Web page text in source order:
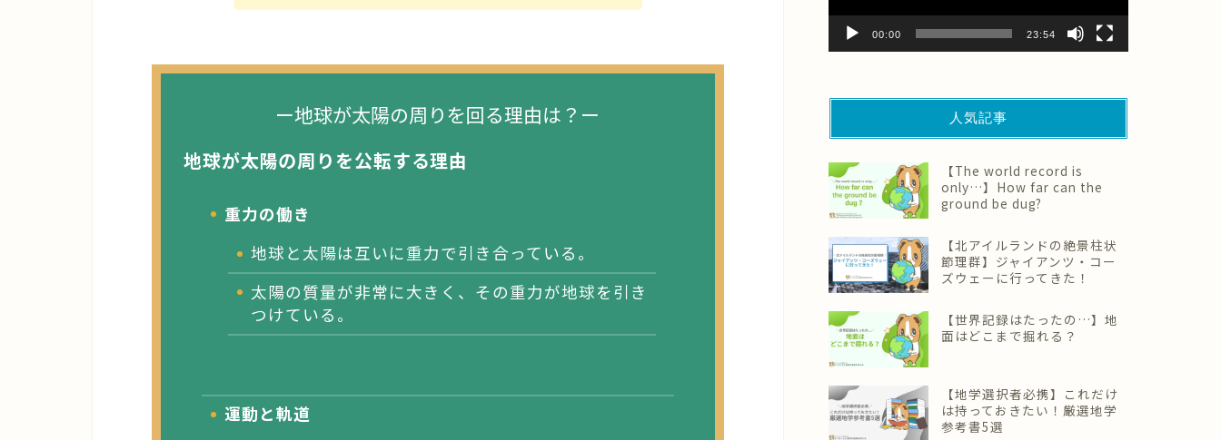
ー地球が太陽の周りを回る理由は？ー
地球が太陽の周りを公転する理由
重力の働き
地球と太陽は互いに重力で引き合っている。
太陽の質量が非常に大きく、その重力が地球を引き
つけている。
運動と軌道
ー
00:00 23:54
人気記事
【The world record is
only…】How far can the
ground be dug?
【北アイルランドの絶景柱状
節理群】ジャイアンツ・コー
ズウェーに行ってきた！
【世界記録はたったの…】地
面はどこまで掘れる？
【地学選択者必携】これだけ
は持っておきたい！厳選地学
参考書5選